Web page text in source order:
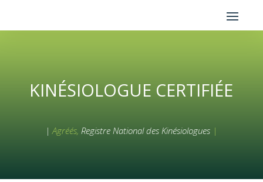
KINÉSIOLOGUE CERTIFIÉE
|Agréés, Registre National des Kinésiologues |